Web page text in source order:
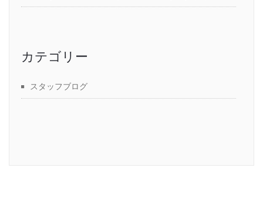
カテゴリー
スタッフブログ